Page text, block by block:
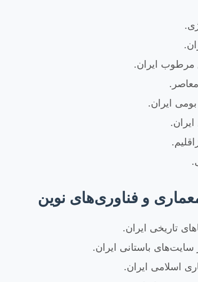
مرطوب ایران.
و فناوری‌های نوین
اسلامی ایران.